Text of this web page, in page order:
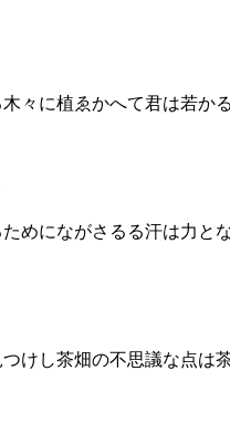
々に植ゑかへて君は若か
めにながさるる汗は力と
けし茶畑の不思議な点は